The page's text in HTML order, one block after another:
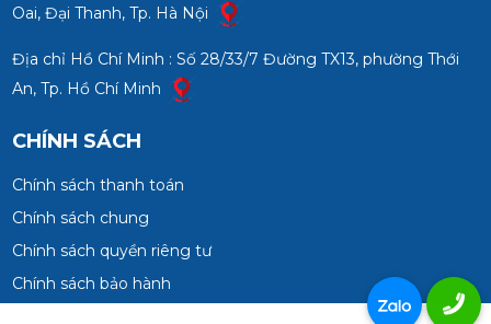
Oai, Đại Thanh, Tp. Hà Nội
Địa chỉ Hồ Chí Minh : Số 28/33/7 Đường TX13, phường Thới
An, Tp. Hồ Chí Minh
CHÍNH SÁCH
Chính sách thanh toán
Chính sách chung
Chính sách quyền riêng tư
Chính sách bảo hành